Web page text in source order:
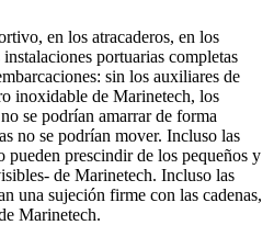
en los atracaderos, en los
portuarias completas
sin los auxiliares de
inoxidable de Marinetech, los
se podrían amarrar de forma
no se podrían mover. Incluso las
pueden prescindir de los pequeños y
de Marinetech. Incluso las
una sujeción firme con las cadenas,
Marinetech.